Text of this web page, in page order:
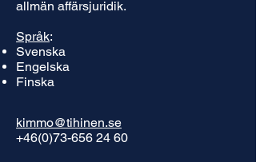
allmän affärsjuridik.
Språk:
Svenska
Engelska
Finska
kimmo@tihinen.se
+46(0)73-656 24 60